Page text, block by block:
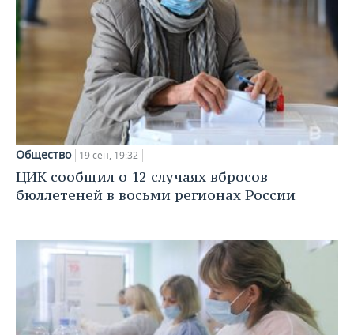
Общество 19 сен, 19:32
ЦИК сообщил о 12 случаях вбросов
бюллетеней в восьми регионах России